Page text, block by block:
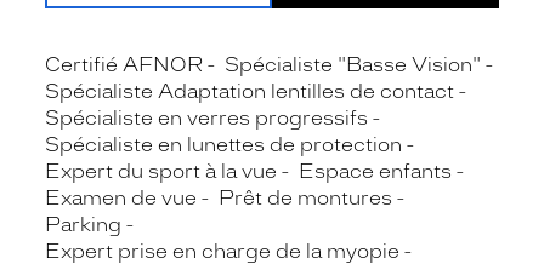
Certifié AFNOR
Spécialiste "Basse Vision"
Spécialiste Adaptation lentilles de contact
Spécialiste en verres progressifs
Spécialiste en lunettes de protection
Expert du sport à la vue
Espace enfants
Examen de vue
Prêt de montures
Parking
Expert prise en charge de la myopie